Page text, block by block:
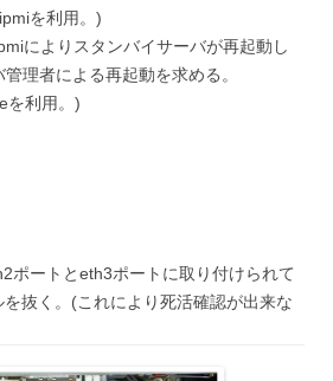
を利用。)
によりスタンバイサーバが再起動し
理者による再起動を求める。
を利用。)
ポートとeth3ポートに取り付けられて
抜く。(これにより死活確認が出来な